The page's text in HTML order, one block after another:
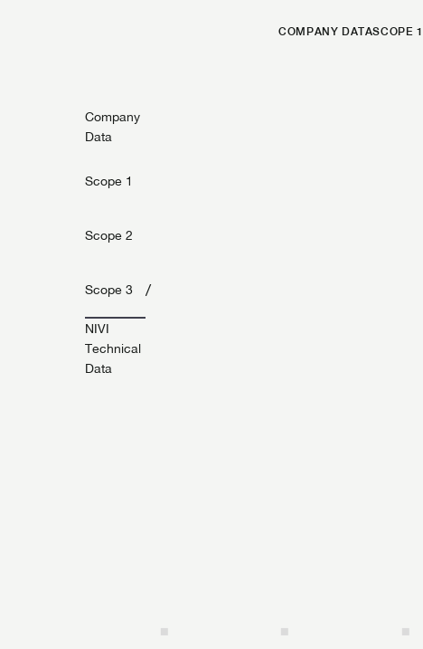
COMPANY DATASCOPE 1
Company
Data
Scope 1
Scope 2
/
Scope 3
NIVI
Technical
Data